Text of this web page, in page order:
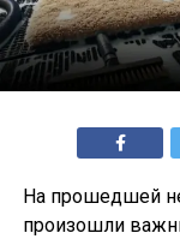
На прошедшей
произошли